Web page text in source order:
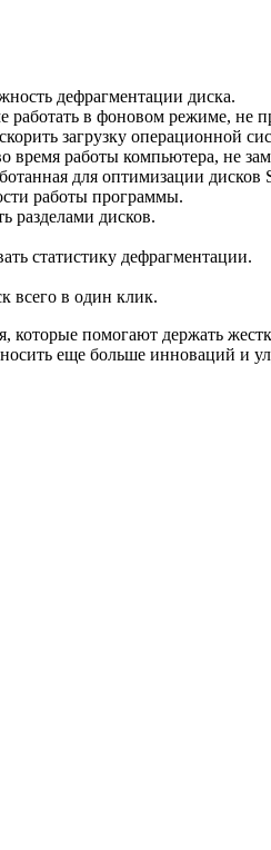
дефрагментации диска.
в фоновом режиме, не
загрузку операционной
время работы компьютера, не
для оптимизации дисков
работы программы.
разделами дисков.
статистику дефрагментации.
всего в один клик.
помогают держать
еще больше инноваций и